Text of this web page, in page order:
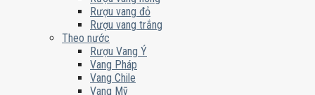
Rượu vang đỏ
Rượu vang trắng
Theo nước
Rượu Vang Ý
Vang Pháp
Vang Chile
Vang Mỹ